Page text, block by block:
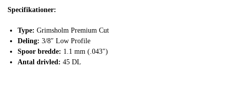
Specifikationer:
Type: Grimsholm Premium Cut
Deling: 3/8″ Low Profile
Spoor bredde: 1.1 mm (.043″)
Antal drivled: 45 DL